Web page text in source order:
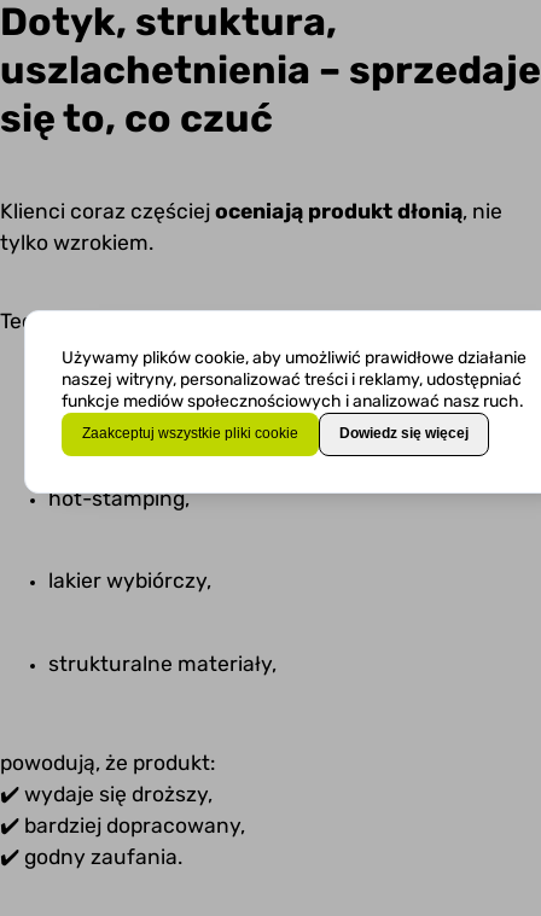
Używamy plików cookie, aby umożliwić prawidłowe działanie
naszej witryny, personalizować treści i reklamy, udostępniać
funkcje mediów społecznościowych i analizować nasz ruch.
Zaakceptuj wszystkie pliki cookie Dowiedz się więcej
Dotyk, struktura,
uszlachetnienia – sprzedaje
się to, co czuć
Klienci coraz częściej oceniają produkt dłonią, nie
tylko wzrokiem.
Techniki takie jak:
embossing,
hot-stamping,
lakier wybiórczy,
strukturalne materiały,
powodują, że produkt:
✔️ wydaje się droższy,
✔️ bardziej dopracowany,
✔️ godny zaufania.